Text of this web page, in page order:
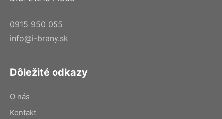
0915 950 055
info@i-brany.sk
Dôležité odkazy
O nás
Kontakt